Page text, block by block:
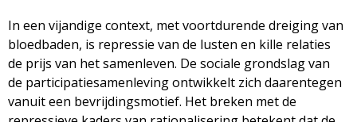
In een vijandige context, met voortdurende dreiging van
bloedbaden, is repressie van de lusten en kille relaties
de prijs van het samenleven. De sociale grondslag van
de participatiesamenleving ontwikkelt zich daarentegen
vanuit een bevrijdingsmotief. Het breken met de